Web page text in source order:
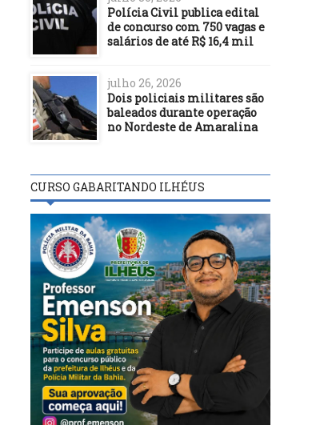
Polícia Civil publica edital
de concurso com 750 vagas e
salários de até R$ 16,4 mil
julho 26, 2026
Dois policiais militares são
baleados durante operação
no Nordeste de Amaralina
CURSO GABARITANDO ILHÉUS